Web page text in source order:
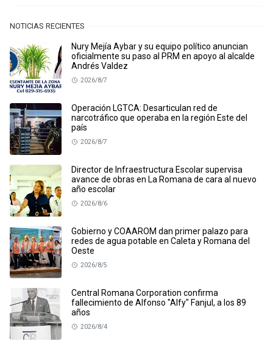
NOTICIAS RECIENTES
Nury Mejía Aybar y su equipo político anuncian
oficialmente su paso al PRM en apoyo al alcalde
Andrés Valdez
2026/8/7
Operación LGTCA: Desarticulan red de
narcotráfico que operaba en la región Este del
país
2026/8/7
Director de Infraestructura Escolar supervisa
avance de obras en La Romana de cara al nuevo
año escolar
2026/8/6
Gobierno y COAAROM dan primer palazo para
redes de agua potable en Caleta y Romana del
Oeste
2026/8/5
Central Romana Corporation confirma
fallecimiento de Alfonso "Alfy" Fanjul, a los 89
años
2026/8/4